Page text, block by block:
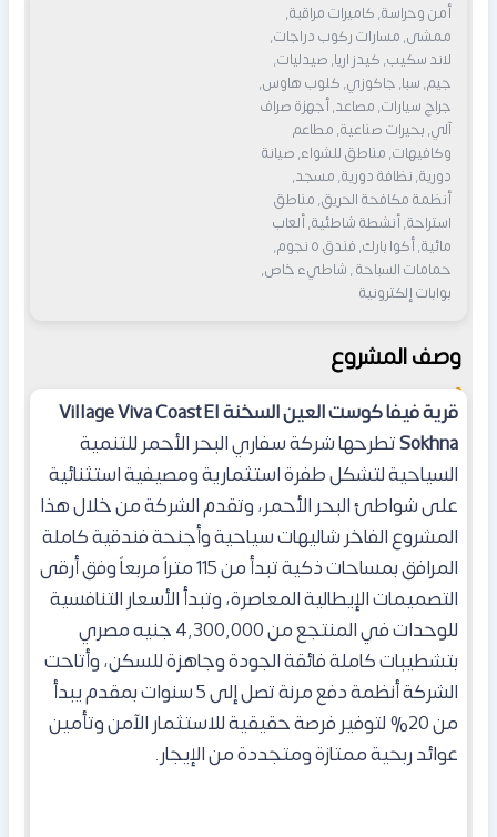
أمن وحراسة, كاميرات مراقبة,
ممشى, مسارات ركوب دراجات,
لاند سكيب, كيدز اريا, صيدليات,
جيم, سبا, جاكوزي, كلوب هاوس,
جراج سيارات, مصاعد, أجهزة صراف
آلي, بحيرات صناعية, مطاعم
وكافيهات, مناطق للشواء, صيانة
دورية, نظافة دورية, مسجد,
أنظمة مكافحة الحريق, مناطق
استراحة, أنشطة شاطئية, ألعاب
مائية, أكوا بارك, فندق ٥ نجوم,
حمامات السباحة , شاطيء خاص,
بوابات إلكترونية
وصف المشروع
قرية فيفا كوست العين السخنة Village Viva Coast El
Sokhnaتطرحها شركة سفاري البحر الأحمر للتنمية
السياحية لتشكل طفرة استثمارية ومصيفية استثنائية
على شواطئ البحر الأحمر، وتقدم الشركة من خلال هذا
المشروع الفاخر شاليهات سياحية وأجنحة فندقية كاملة
المرافق بمساحات ذكية تبدأ من 115 متراً مربعاً وفق أرقى
التصميمات الإيطالية المعاصرة، وتبدأ الأسعار التنافسية
للوحدات في المنتجع من 4,300,000 جنيه مصري
بتشطيبات كاملة فائقة الجودة وجاهزة للسكن، وأتاحت
الشركة أنظمة دفع مرنة تصل إلى 5 سنوات بمقدم يبدأ
من 20% لتوفير فرصة حقيقية للاستثمار الآمن وتأمين
عوائد ربحية ممتازة ومتجددة من الإيجار.